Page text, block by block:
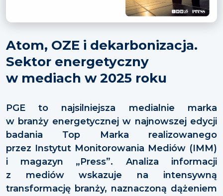
Atom, OZE i dekarbonizacja.
Sektor energetyczny
w mediach w 2025 roku
PGE to najsilniejsza medialnie marka
w branży energetycznej w najnowszej edycji
badania Top Marka realizowanego
przez Instytut Monitorowania Mediów (IMM)
i magazyn „Press”. Analiza informacji
z mediów wskazuje na intensywną
transformację branży, naznaczoną dążeniem